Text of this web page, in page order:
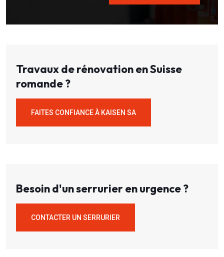
Travaux de rénovation en Suisse
romande ?
FAITES CONFIANCE À KAISEN SA
Besoin d'un serrurier en urgence ?
CONTACTER UN SERRURIER